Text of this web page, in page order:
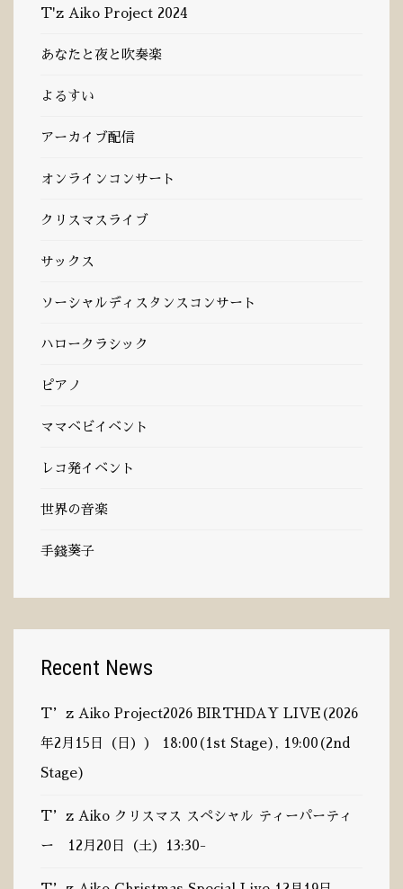
T'z Aiko Project 2024
あなたと夜と吹奏楽
よるすい
アーカイブ配信
オンラインコンサート
クリスマスライブ
サックス
ソーシャルディスタンスコンサート
ハロークラシック
ピアノ
ママベビイベント
レコ発イベント
世界の音楽
手錢葵子
Recent News
T’z Aiko Project2026 BIRTHDAY LIVE(2026
年2月15日（日）） 18:00(1st Stage), 19:00(2nd
Stage)
T’z Aiko クリスマス スペシャル ティーパーティ
ー 12月20日（土）13:30-
Language
Instagram